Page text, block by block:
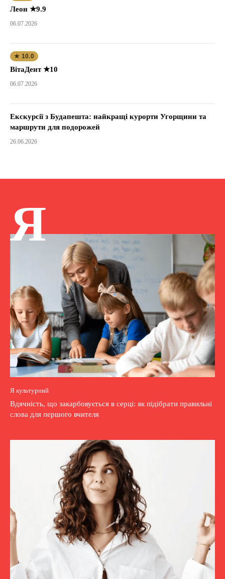
Леон ★9.9
06.07.2026
★ 10.0
ВітаДент ★10
06.07.2026
Екскурсії з Будапешта: найкращі курорти Угорщини та
маршрути для подорожей
26.06.2026
Я
Я культурний
Вдячність, що закарбовується в серці: як підібрати правильні
слова для першого вчителя